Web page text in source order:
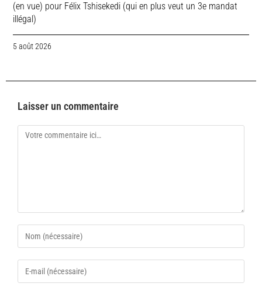
(en vue) pour Félix Tshisekedi (qui en plus veut un 3e mandat
illégal)
5 août 2026
Laisser un commentaire